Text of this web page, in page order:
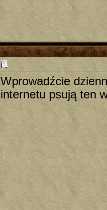
Wprowadźcie
internetu psują ten